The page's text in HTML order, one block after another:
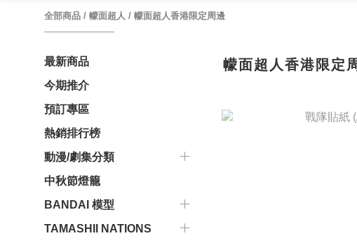
全部商品 / 幪面超人 / 幪面超人香港限定周邊
最新商品
今期推介
預訂專區
熱銷排行榜
動漫/劇集分類
中秋節燈籠
BANDAI 模型
TAMASHII NATIONS
幪面超人香港限定